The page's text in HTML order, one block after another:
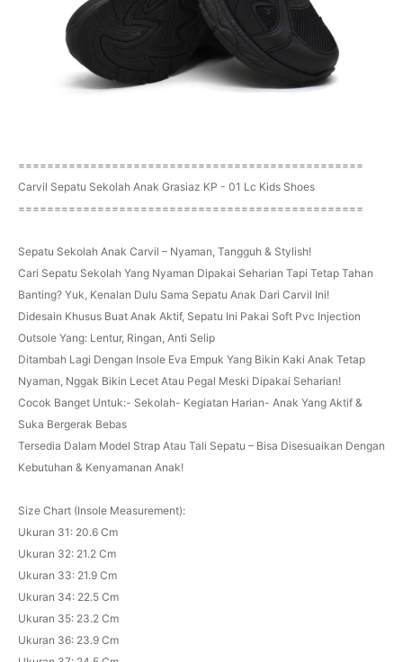
================================================
Carvil Sepatu Sekolah Anak Grasiaz KP - 01 Lc Kids Shoes
================================================
Sepatu Sekolah Anak Carvil – Nyaman, Tangguh & Stylish!
Cari Sepatu Sekolah Yang Nyaman Dipakai Seharian Tapi Tetap Tahan
Banting? Yuk, Kenalan Dulu Sama Sepatu Anak Dari Carvil Ini!
Didesain Khusus Buat Anak Aktif, Sepatu Ini Pakai Soft Pvc Injection
Outsole Yang: Lentur, Ringan, Anti Selip
Ditambah Lagi Dengan Insole Eva Empuk Yang Bikin Kaki Anak Tetap
Nyaman, Nggak Bikin Lecet Atau Pegal Meski Dipakai Seharian!
Cocok Banget Untuk:- Sekolah- Kegiatan Harian- Anak Yang Aktif &
Suka Bergerak Bebas
Tersedia Dalam Model Strap Atau Tali Sepatu – Bisa Disesuaikan Dengan
Kebutuhan & Kenyamanan Anak!
Size Chart (Insole Measurement):
Ukuran 31: 20.6 Cm
Ukuran 32: 21.2 Cm
Ukuran 33: 21.9 Cm
Ukuran 34: 22.5 Cm
Ukuran 35: 23.2 Cm
Ukuran 36: 23.9 Cm